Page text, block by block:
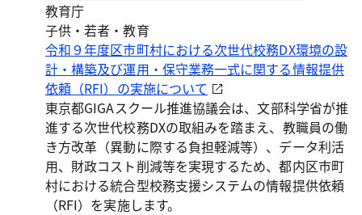
教育庁
子供・若者・教育
令和９年度区市町村における次世代校務DX環境の設
計・構築及び運用・保守業務一式に関する情報提供
依頼（RFI）の実施について
東京都GIGAスクール推進協議会は、文部科学省が推
進する次世代校務DXの取組みを踏まえ、教職員の働
き方改革（異動に際する負担軽減等）、データ利活
用、財政コスト削減等を実現するため、都内区市町
村における統合型校務支援システムの情報提供依頼
（RFI）を実施します。